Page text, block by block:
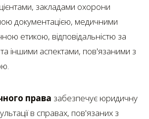
закладами охорони
документацією, медичними
етикою, відповідальністю за
іншими аспектами, пов'язаними з
права забезпечує юридичну
в справах, пов'язаних з